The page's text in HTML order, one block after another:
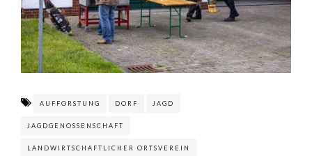
AUFFORSTUNG DORF JAGD
JAGDGENOSSENSCHAFT
LANDWIRTSCHAFTLICHER ORTSVEREIN